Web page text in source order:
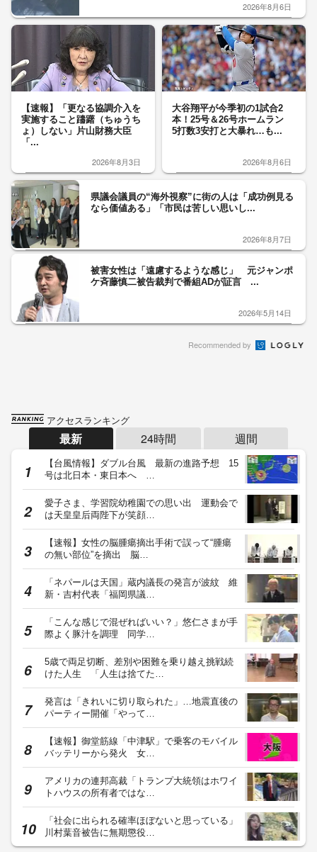
2026年8月6日
【速報】「更なる協調介入を
実施すること躊躇（ちゅうち
ょ）しない」片山財務大臣
「...
2026年8月3日
大谷翔平が今季初の1試合2
本！25号＆26号ホームラン
5打数3安打と大暴れ…も...
2026年8月6日
県議会議員の“海外視察”に街の人は「成功例見る
なら価値ある」「市民は苦しい思いし...
2026年8月7日
被害女性は「遠慮するような感じ」 元ジャンポ
ケ斉藤慎二被告裁判で番組ADが証言 ...
2026年5月14日
Recommended by
アクセスランキング
最新 24時間 週間
【台風情報】ダブル台風 最新の進路予想 15
号は北日本・東日本へ …
愛子さま、学習院幼稚園での思い出 運動会で
は天皇皇后両陛下が笑顔…
【速報】女性の脳腫瘍摘出手術で誤って“腫瘍
の無い部位”を摘出 脳…
「ネパールは天国」蔵内議長の発言が波紋 維
新・吉村代表「福岡県議…
「こんな感じで混ぜればいい？」悠仁さまが手
際よく豚汁を調理 同学…
5歳で両足切断、差別や困難を乗り越え挑戦続
けた人生 「人生は捨てた…
発言は「きれいに切り取られた」…地震直後の
パーティー開催「やって…
【速報】御堂筋線「中津駅」で乗客のモバイル
バッテリーから発火 女…
アメリカの連邦高裁「トランプ大統領はホワイ
トハウスの所有者ではな…
「社会に出られる確率ほぼないと思っている」
川村葉音被告に無期懲役…